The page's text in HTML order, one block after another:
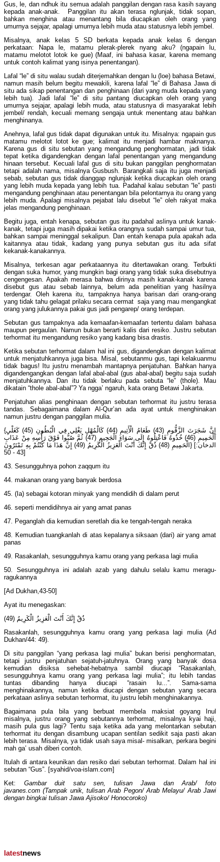
Gus, le, dan ndhuk itu semua adalah panggilan dengan rasa kasih sayang
kepada anak-anak. Panggilan itu akan terasa nglunjak, tidak sopan,
bahkan menghina atau menantang bila diucapkan oleh orang yang
umurnya sejajar, apalagi umurnya lebih muda atau statusnya lebih jembel.
Misalnya, anak kelas 5 SD berkata kepada anak kelas 6 dengan
perkataan: Napa le, matamu plerak-plerek nyang aku? (ngapain lu,
matamu melotot lotok ke gue) (Maaf, ini bahasa kasar, karena memang
untuk contoh kalimat yang isinya penentangan).
Lafal “le” di situ walau sudah diterjemahkan dengan lu (loe) bahasa Betawi,
namun masih belum begitu mewakili, karena lafal “le” di Bahasa Jawa di
situ ada sikap penentangan dan penghinaan (dari yang muda kepada yang
lebih tua). Jadi lafal “le” di situ pantang diucapkan oleh orang yang
umurnya sejajar, apalagi lebih muda, atau statusnya di masyarakat lebih
jembel/ rendah, kecuali memang sengaja untuk menentang atau bahkan
menghinanya.
Anehnya, lafal gus tidak dapat digunakan untuk itu. Misalnya: ngapain gus
matamu melotot lotot ke gue; kalimat itu menjadi hambar maknanya.
Karena gus di situ sebutan yang mengandung penghormatan, jadi tidak
tepat ketika digandengkan dengan lafal penentangan yang mengandung
hinaan tersebut. Kecuali lafal gus di situ bukan panggilan penghormatan
tetapi adalah nama, misalnya Gusbush. Barangkali saja itu juga menjadi
sebab, sebutan gus tidak dianggap nglunjak ketika diucapkan oleh orang
yang lebih muda kepada yang lebih tua. Padahal kalau sebutan “le” pasti
mengandung penghinaan atau penentangan bila pelontarnya itu orang yang
lebih muda. Apalagi misalnya pejabat lalu disebut “le” oleh rakyat maka
jelas mengandung penghinaan.
Begitu juga, entah kenapa, sebutan gus itu padahal aslinya untuk kanak-
kanak, tetapi juga masih dipakai ketika orangnya sudah sampai umur tua,
bahkan sampai meninggal sekalipun. Dan entah kenapa pula apakah ada
kaitannya atau tidak, kadang yang punya sebutan gus itu ada sifat
kekanak-kanakannya.
Misalnya, terkesan agar perkataannya itu ditertawakan orang. Terbukti
dengan suka humor, yang mungkin bagi orang yang tidak suka disebutnya
cengengesan. Apakah merasa bahwa dirinya masih kanak-kanak karena
disebut gus atau sebab lainnya, belum ada penelitian yang hasilnya
terdengar. Oleh karena itu, tampaknya hanya barisan dari orang-orang
yang tidak tahu gelagat prilaku secara cermat saja yang mau mengangkat
orang yang julukannya pakai gus jadi pengarep/ orang terdepan.
Sebutan gus tampaknya ada kemaafan-kemaafan tertentu dalam bahasa
maupun pergaulan. Namun bukan berarti kalis dari resiko. Justru sebutan
terhormat itu mengandung resiko yang kadang bisa drastis.
Ketika sebutan terhormat dalam hal ini gus, digandengkan dengan kalimat
untuk menjatuhkannya juga bisa. Misal, sebutanmu gus, tapi kelakuanmu
tidak bagus! Itu justru menambah mantapnya penjatuhan. Bahkan hanya
digandengangkan dengan lafal abal-abal (gus abal-abal) begitu saja sudah
menjatuhkannya. Dan itu tidak berlaku pada sebuta “le” (thole). Mau
dikatain “thole abal-abal”? Ya ngga’ ngaruh, kata orang Betawi Jakarta.
Penjatuhan alias penghinaan dengan sebutan terhormat itu justru terasa
tandas. Sebagaimana dalam Al-Qur’an ada ayat untuk menghinakan
namun justru dengan panggilan mulia.
{إِنَّ شَجَرَتَ الزَّقُّومِ (43) طَعَامُ الْأَثِيمِ (44) كَالْمُهْلِ يَغْلِي فِي الْبُطُونِ (45) كَغَلْيِ
الْحَمِيمِ (46) خُذُوهُ فَاعْتِلُوهُ إِلَى سَوَاءِ الْجَحِيمِ (47) ثُمَّ صُبُّوا فَوْقَ رَأْسِهِ مِنْ عَذَابِ
الْحَمِيمِ (48) ذُقْ إِنَّكَ أَنْتَ الْعَزِيزُ الْكَرِيمُ (49) إِنَّ هَذَا مَا كُنْتُمْ بِهِ تَمْتَرُونَ} [الدخان:
43 - 50]
43. Sesungguhnya pohon zaqqum itu
44. makanan orang yang banyak berdosa
45. (Ia) sebagai kotoran minyak yang mendidih di dalam perut
46. seperti mendidihnya air yang amat panas
47. Peganglah dia kemudian seretlah dia ke tengah-tengah neraka
48. Kemudian tuangkanlah di atas kepalanya siksaan (dari) air yang amat
panas
49. Rasakanlah, sesungguhnya kamu orang yang perkasa lagi mulia
50. Sesungguhnya ini adalah azab yang dahulu selalu kamu meragu-
ragukannya
[Ad Dukhan,43-50]
Ayat itu menegaskan:
ذُقْ إِنَّكَ أَنْتَ الْعَزِيزُ الْكَرِيمُ (49)
Rasakanlah, sesungguhnya kamu orang yang perkasa lagi mulia (Ad
Dukhan/44: 49).
Di situ panggilan “yang perkasa lagi mulia” bukan berisi penghormatan,
tetapi justru penjatuhan sejatuh-jatuhnya. Orang yang banyak dosa
kemudian disiksa sehebat-hebatnya sambil diucapi “Rasakanlah,
sesungguhnya kamu orang yang perkasa lagi mulia”; itu lebih tandas
tuntas dibanding hanya diucapi “rasain lu...”. Sama-sama
menghinakannya, namun ketika diucapi dengan sebutan yang secara
perkataan aslinya sebutan terhormat, itu justru lebih menghinakannya.
Bagaimana pula bila yang berbuat membela maksiat goyang Inul
misalnya, justru orang yang sebutannya terhormat, misalnya kyai haji,
masih pula gus lagi? Tentu saja ketika ada yang melontarkan sebutan
terhormat itu dengan disambung ucapan sentilan sedikit saja pasti akan
lebih terasa. Misalnya, ya tidak usah saya misal- misalkan, perkara begini
mah ga’ usah diberi contoh.
Itulah di antara keunikan dan resiko dari sebutan terhormat. Dalam hal ini
sebutan “Gus”. [syahid/voa-islam.com]
Ket: Gambar duit satu sen, tulisan Jawa dan Arab/ foto
javanes.com(Tampak unik, tulisan Arab Pegon/ Arab Melayu/ Arab Jawi
dengan bingkai tulisan Jawa Ajisoko/ Honocoroko)
latestnews